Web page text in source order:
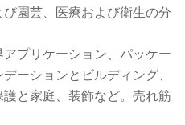
園芸、医療および衛生の分
プリケーション、パッケー
ーションとビルディング、
と家庭、装飾など。売れ筋